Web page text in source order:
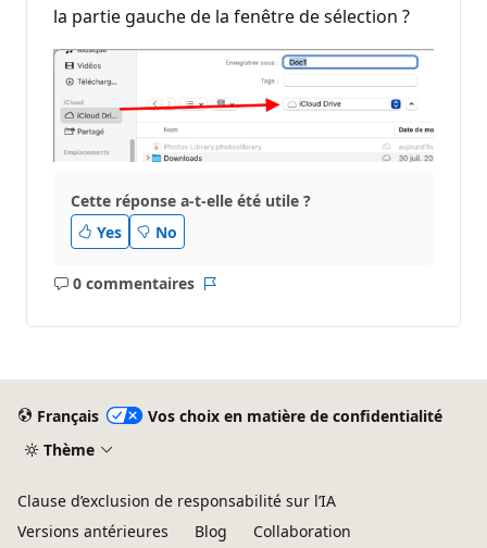
la partie gauche de la fenêtre de sélection ?
Cette réponse a-t-elle été utile ?
Yes
No
0 commentaires
Aucun
Rapport
Français
Vos choix en matière de confidentialité
Thème
Clause d’exclusion de responsabilité sur l’IA
Versions antérieures
Blog Collaboration